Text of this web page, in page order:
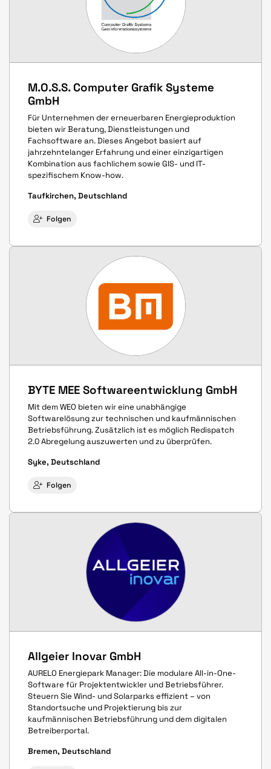
M.O.S.S. Computer Grafik Systeme
GmbH
Für Unternehmen der erneuerbaren Energieproduktion
bieten wir Beratung, Dienstleistungen und
Fachsoftware an. Dieses Angebot basiert auf
jahrzehntelanger Erfahrung und einer einzigartigen
Kombination aus fachlichem sowie GIS- und IT-
spezifischem Know-how.
Taufkirchen, Deutschland
Folgen
BYTE MEE Softwareentwicklung GmbH
Mit dem WEO bieten wir eine unabhängige
Softwarelösung zur technischen und kaufmännischen
Betriebsführung. Zusätzlich ist es möglich Redispatch
2.0 Abregelung auszuwerten und zu überprüfen.
Syke, Deutschland
Folgen
Allgeier Inovar GmbH
AURELO Energiepark Manager: Die modulare All-in-One-
Software für Projektentwickler und Betriebsführer.
Steuern Sie Wind- und Solarparks effizient – von
Standortsuche und Projektierung bis zur
kaufmännischen Betriebsführung und dem digitalen
Betreiberportal.
Bremen, Deutschland